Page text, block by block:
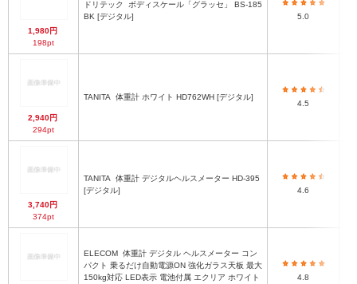
1,980円
198pt
ドリテック
BK [デジタル]
5.0
2,940円
294pt
TANITA 体重計 ホワイト HD762WH [デジタル]
4.5
3,740円
374pt
TANITA
[デジタル]
4.6
ELECOM
パクト 乗るだけ自動電源ON 強化ガラス天板 最大
150kg対応 LED表示 電池付属 エクリア ホワイト
4.8